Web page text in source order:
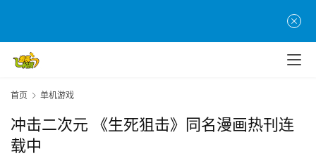
首页 单机游戏
冲击二次元 《生死狙击》同名漫画热刊连
载中